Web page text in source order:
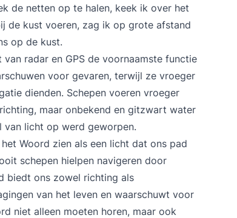
de netten op te halen, keek ik over het
de kust voeren, zag ik op grote afstand
op de kust.
radar en GPS de voornaamste functie
voor gevaren, terwijl ze vroeger
dienden. Schepen voeren vroeger
maar onbekend en gitzwart water
van licht op werd geworpen.
Woord zien als een licht dat ons pad
schepen hielpen navigeren door
biedt ons zowel richting als
van het leven en waarschuwt voor
niet alleen moeten horen, maar ook